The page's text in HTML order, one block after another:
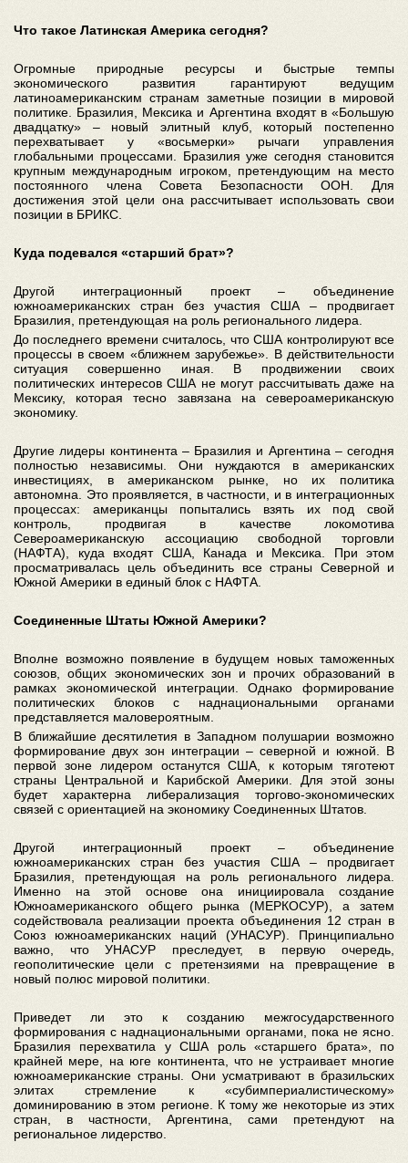
Что такое Латинская Америка сегодня?
Огромные природные ресурсы и быстрые темпы
экономического развития гарантируют ведущим
латиноамериканским странам заметные позиции в мировой
политике. Бразилия, Мексика и Аргентина входят в «Большую
двадцатку» – новый элитный клуб, который постепенно
перехватывает у «восьмерки» рычаги управления
глобальными процессами. Бразилия уже сегодня становится
крупным международным игроком, претендующим на место
постоянного члена Совета Безопасности ООН. Для
достижения этой цели она рассчитывает использовать свои
позиции в БРИКС.
Куда подевался «старший брат»?
Другой интеграционный проект – объединение
южноамериканских стран без участия США – продвигает
Бразилия, претендующая на роль регионального лидера.
До последнего времени считалось, что США контролируют все
процессы в своем «ближнем зарубежье». В действительности
ситуация совершенно иная. В продвижении своих
политических интересов США не могут рассчитывать даже на
Мексику, которая тесно завязана на североамериканскую
экономику.
Другие лидеры континента – Бразилия и Аргентина – сегодня
полностью независимы. Они нуждаются в американских
инвестициях, в американском рынке, но их политика
автономна. Это проявляется, в частности, и в интеграционных
процессах: американцы попытались взять их под свой
контроль, продвигая в качестве локомотива
Североамериканскую ассоциацию свободной торговли
(НАФТА), куда входят США, Канада и Мексика. При этом
просматривалась цель объединить все страны Северной и
Южной Америки в единый блок с НАФТА.
Соединенные Штаты Южной Америки?
Вполне возможно появление в будущем новых таможенных
союзов, общих экономических зон и прочих образований в
рамках экономической интеграции. Однако формирование
политических блоков с наднациональными органами
представляется маловероятным.
В ближайшие десятилетия в Западном полушарии возможно
формирование двух зон интеграции – северной и южной. В
первой зоне лидером останутся США, к которым тяготеют
страны Центральной и Карибской Америки. Для этой зоны
будет характерна либерализация торгово-экономических
связей с ориентацией на экономику Соединенных Штатов.
Другой интеграционный проект – объединение
южноамериканских стран без участия США – продвигает
Бразилия, претендующая на роль регионального лидера.
Именно на этой основе она инициировала создание
Южноамериканского общего рынка (МЕРКОСУР), а затем
содействовала реализации проекта объединения 12 стран в
Союз южноамериканских наций (УНАСУР). Принципиально
важно, что УНАСУР преследует, в первую очередь,
геополитические цели с претензиями на превращение в
новый полюс мировой политики.
Приведет ли это к созданию межгосударственного
формирования с наднациональными органами, пока не ясно.
Бразилия перехватила у США роль «старшего брата», по
крайней мере, на юге континента, что не устраивает многие
южноамериканские страны. Они усматривают в бразильских
элитах стремление к «субимпериалистическому»
доминированию в этом регионе. К тому же некоторые из этих
стран, в частности, Аргентина, сами претендуют на
региональное лидерство.